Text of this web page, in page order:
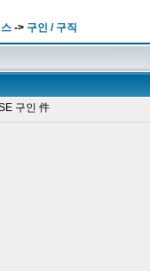
-> 구인 / 구직
구인 件